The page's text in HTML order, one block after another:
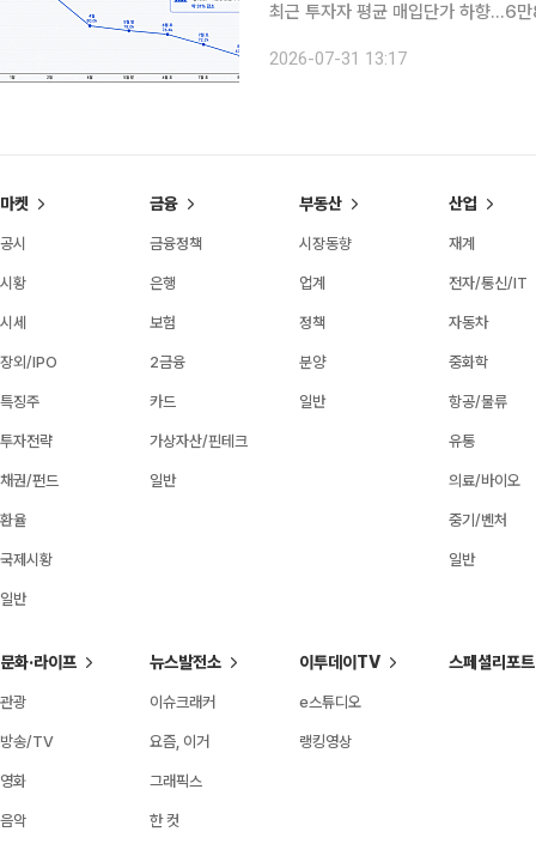
최근 투자자 평균 매입단가 하향…6
들어 약 3만 달러 낮아졌다. 가격 조
2026-07-31 13:17
마켓
공시
시황
시세
장외/IPO
특징주
투자전략
채권/펀드
환율
국제시황
일반
금융
금융정책
은행
보험
2금융
카드
가상자산/핀테크
일반
부동산
시장동향
업계
정책
분양
일반
산업
재계
전자/통신/IT
자동차
중화학
항공/물류
유통
의료/바이오
중기/벤처
일반
문화·라이프
관광
방송/TV
영화
음악
뉴스발전소
이슈크래커
요즘, 이거
그래픽스
한 컷
이투데이TV
e스튜디오
랭킹영상
스페셜리포트